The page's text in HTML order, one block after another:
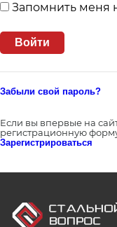
Запомнить меня
Забыли свой пароль?
Если вы впервые на
регистрационную
Зарегистрироваться